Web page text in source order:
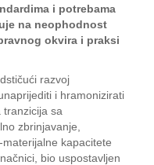
i potrebama
na neophodnost
okvira i praksi
razvoj
i hramonizirati
sa
zbrinjavanje,
kapacitete
bio uspostavljen